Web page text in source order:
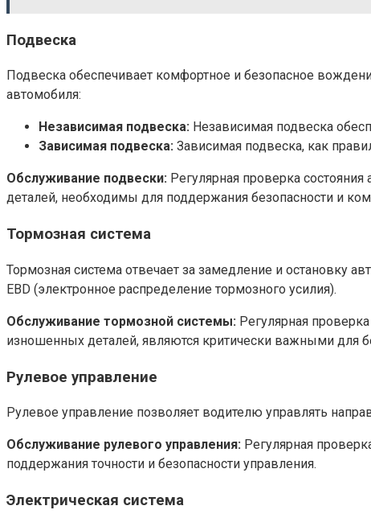
Подвеска
Подвеска обеспечивает комфортное и безопасное
автомобиля:
Независимая подвеска: Независимая подвеска
Зависимая подвеска: Зависимая подвеска, как
Обслуживание подвески: Регулярная проверка
деталей, необходимы для поддержания безопасности и
Тормозная система
Тормозная система отвечает за замедление и остановку
EBD (электронное распределение тормозного усилия).
Обслуживание тормозной системы: Регулярная
изношенных деталей, являются критически важными для
Рулевое управление
Рулевое управление позволяет водителю управлять
Обслуживание рулевого управления: Регулярная
поддержания точности и безопасности управления.
Электрическая система